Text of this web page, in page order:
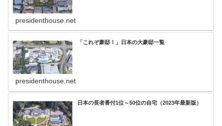
presidenthouse.net
「これぞ豪邸！」日本の大豪邸一覧
presidenthouse.net
日本の長者番付1位～50位の自宅（2023年最新版）